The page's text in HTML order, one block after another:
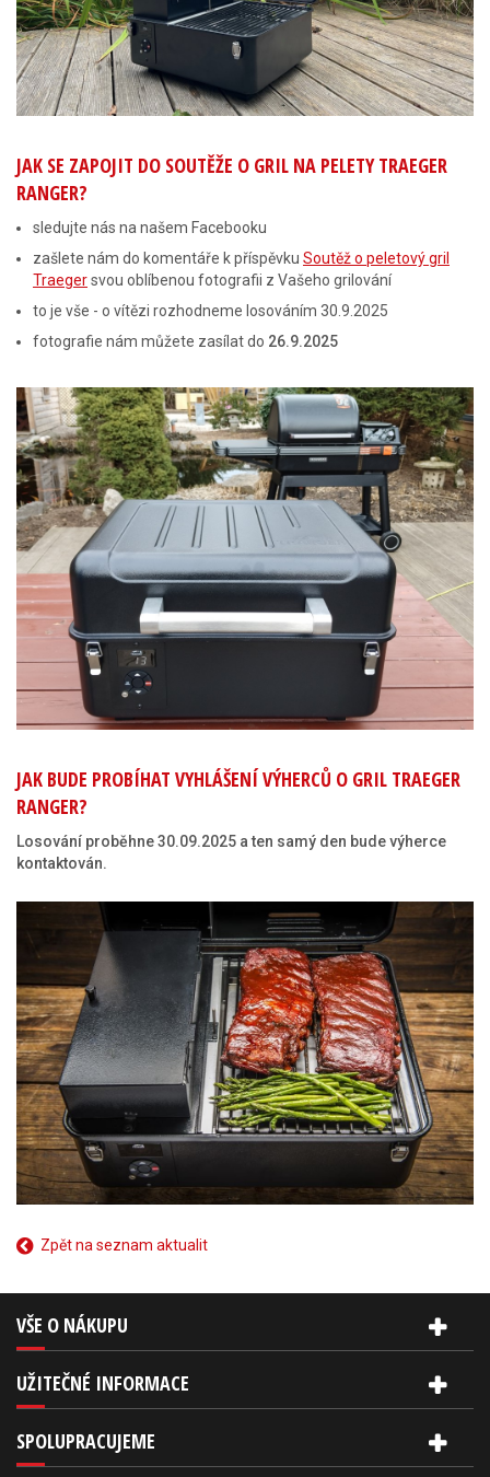
JAK SE ZAPOJIT DO SOUTĚŽE O GRIL NA PELETY TRAEGER
RANGER?
sledujte nás na našem Facebooku
zašlete nám do komentáře k příspěvku Soutěž o peletový gril
Traegersvou oblíbenou fotografii z Vašeho grilování
to je vše - o vítězi rozhodneme losováním 30.9.2025
fotografie nám můžete zasílat do 26.9.2025
JAK BUDE PROBÍHAT VYHLÁŠENÍ VÝHERCŮ O GRIL TRAEGER
RANGER?
Losování proběhne 30.09.2025 a ten samý den bude výherce
kontaktován.
Zpět na seznam aktualit
VŠE O NÁKUPU
UŽITEČNÉ INFORMACE
SPOLUPRACUJEME